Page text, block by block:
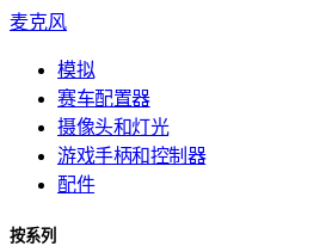
麦克风
模拟
赛车配置器
摄像头和灯光
游戏手柄和控制器
配件
按系列